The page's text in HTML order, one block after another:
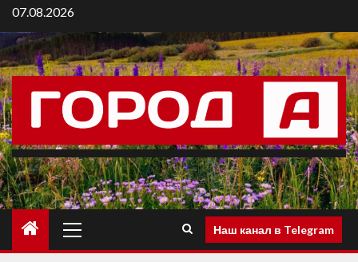
07.08.2026
Наш канал в Telegram